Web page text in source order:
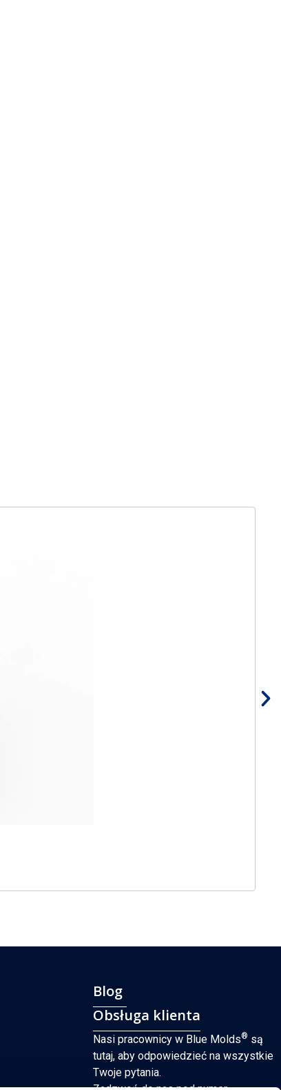
Blog
Obsługa klienta
Nasi pracownicy w Blue Molds® są
tutaj, aby odpowiedzieć na wszystkie
Twoje pytania.